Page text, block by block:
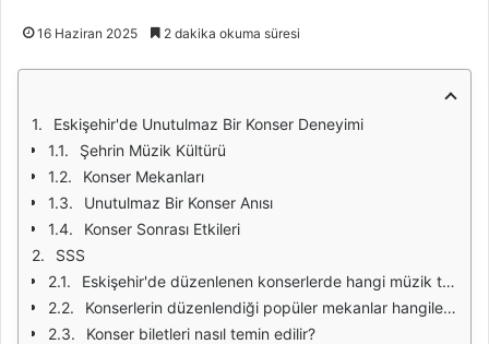
16 Haziran 2025 2 dakika okuma süresi
Eskişehir'de Unutulmaz Bir Konser Deneyimi
Şehrin Müzik Kültürü
Konser Mekanları
Unutulmaz Bir Konser Anısı
Konser Sonrası Etkileri
SSS
Eskişehir'de düzenlenen konserlerde hangi müzik türleri sıklıkla yer alıyor?
Konserlerin düzenlendiği popüler mekanlar hangileridir?
Konser biletleri nasıl temin edilir?